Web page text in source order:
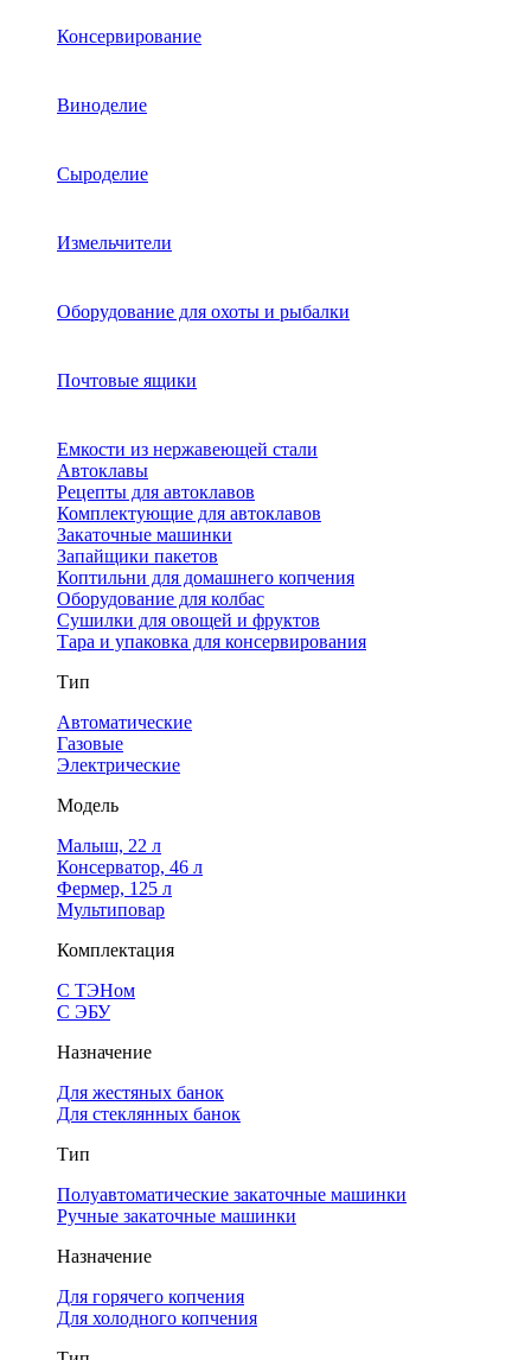
Консервирование
Виноделие
Сыроделие
Измельчители
Оборудование для охоты и рыбалки
Почтовые ящики
Емкости из нержавеющей стали
Автоклавы
Рецепты для автоклавов
Комплектующие для автоклавов
Закаточные машинки
Запайщики пакетов
Коптильни для домашнего копчения
Оборудование для колбас
Сушилки для овощей и фруктов
Тара и упаковка для консервирования
Тип
Автоматические
Газовые
Электрические
Модель
Малыш, 22 л
Консерватор, 46 л
Фермер, 125 л
Мультиповар
Комплектация
С ТЭНом
С ЭБУ
Назначение
Для жестяных банок
Для стеклянных банок
Тип
Полуавтоматические закаточные машинки
Ручные закаточные машинки
Назначение
Для горячего копчения
Для холодного копчения